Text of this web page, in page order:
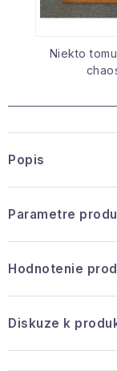
Niekto
Popis
Parametre
Hodnotenie
Diskuze k